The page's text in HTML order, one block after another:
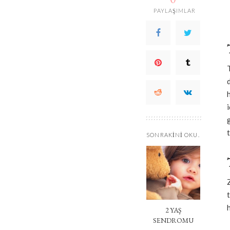
PAYLAŞIMLAR
SONRAKINI OKU.
2 YAŞ
SENDROMU